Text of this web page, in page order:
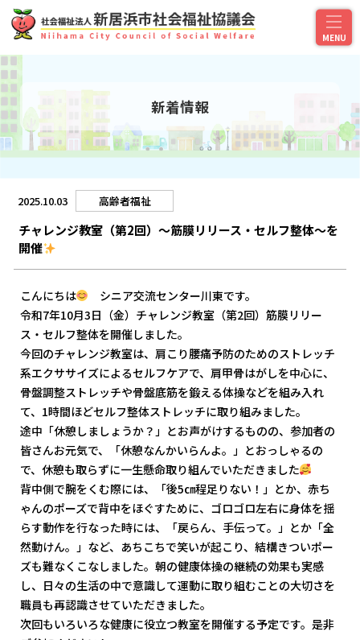
新着情報
2025.10.03 高齢者福祉
チャレンジ教室（第2回）～筋膜リリース・セルフ整体～を
開催
こんにちは
シニア交流センター川東です。
令和7年10月3日（金）チャレンジ教室（第2回）筋膜リリー
ス・セルフ整体を開催しました。
今回のチャレンジ教室は、肩こり腰痛予防のためのストレッチ
系エクササイズによるセルフケアで、肩甲骨はがしを中心に、
骨盤調整ストレッチや骨盤底筋を鍛える体操などを組み入れ
て、1時間ほどセルフ整体ストレッチに取り組みました。
途中「休憩しましょうか？」とお声がけするものの、参加者の
皆さんお元気で、「休憩なんかいらんよ。」とおっしゃるの
で、休憩も取らずに一生懸命取り組んでいただきました
背中側で腕をくむ際には、「後5㎝程足りない！」とか、赤ち
ゃんのポーズで背中をほぐすために、ゴロゴロ左右に身体を揺
らす動作を行なった時には、「戻らん、手伝って。」とか「全
然動けん。」など、あちこちで笑いが起こり、結構きついポー
ズも難なくこなしました。朝の健康体操の継続の効果も実感
し、日々の生活の中で意識して運動に取り組むことの大切さを
職員も再認識させていただきました。
次回もいろいろな健康に役立つ教室を開催する予定です。是非